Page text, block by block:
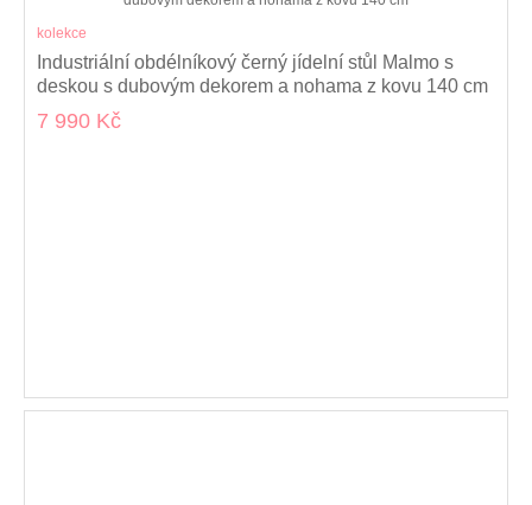
kolekce
Industriální obdélníkový černý jídelní stůl Malmo s
deskou s dubovým dekorem a nohama z kovu 140 cm
7 990 Kč